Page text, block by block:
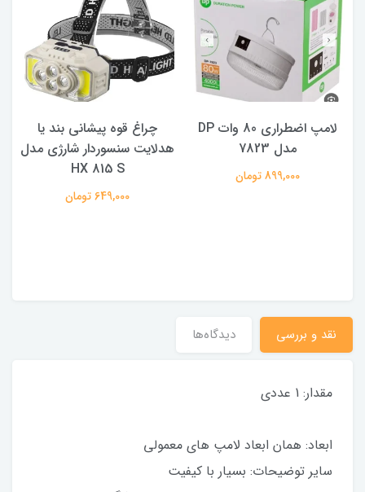
لامپ اضطراری 80 وات DP
مدل 7823
899,000 تومان
چراغ قوه پیشانی بند یا
هدلایت سنسوردار شارژی مدل
HX 815 S
649,000 تومان
نقد و بررسی دیدگاه‌ها
مقدار: 1 عددی
ابعاد: همان ابعاد لامپ های معمولی
سایر توضیحات: بسیار با کیفیت